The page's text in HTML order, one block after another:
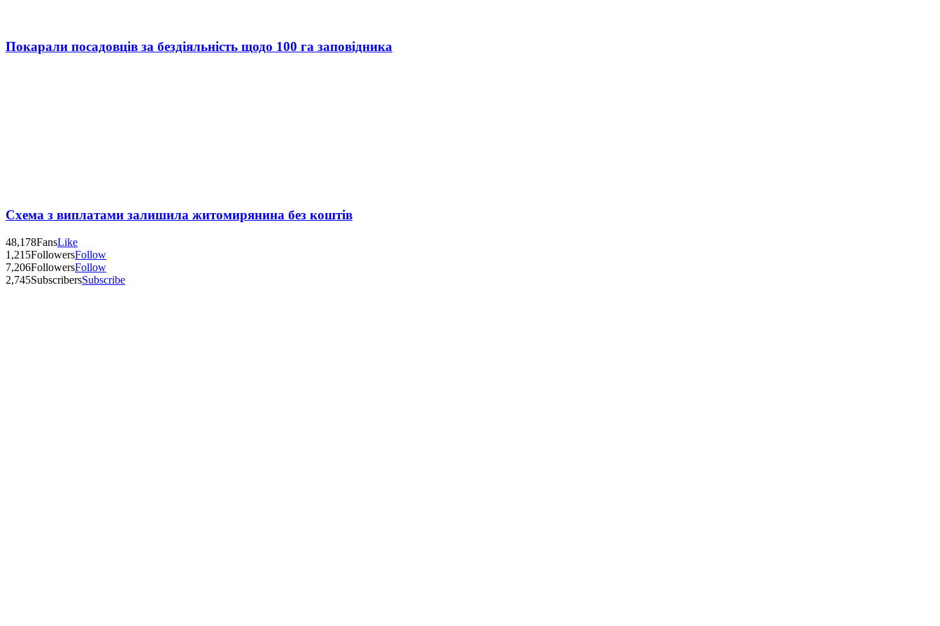
Покарали посадовців за бездіяльність щодо 100 га заповідника
Схема з виплатами залишила житомирянина без коштів
48,178FansLike
1,215FollowersFollow
7,206FollowersFollow
2,745SubscribersSubscribe